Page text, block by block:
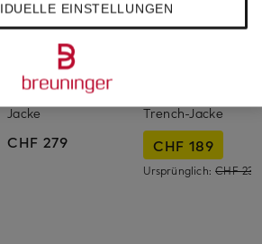
Marc O'Polo
Jacke
CHF 279
Trench-Jacke
CHF 189
Ursprünglich:CHF 239
EINSTELLUNGEN